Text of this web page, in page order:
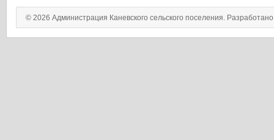
© 2026 Администрация Каневского сельского поселения.